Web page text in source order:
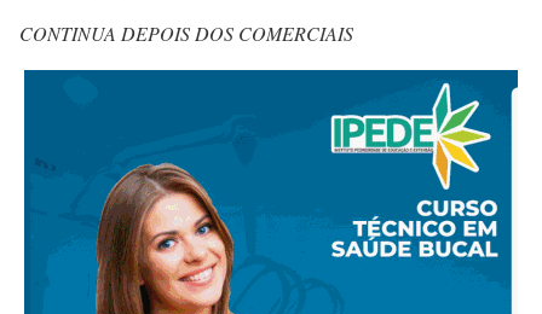
CONTINUA DEPOIS DOS COMERCIAIS